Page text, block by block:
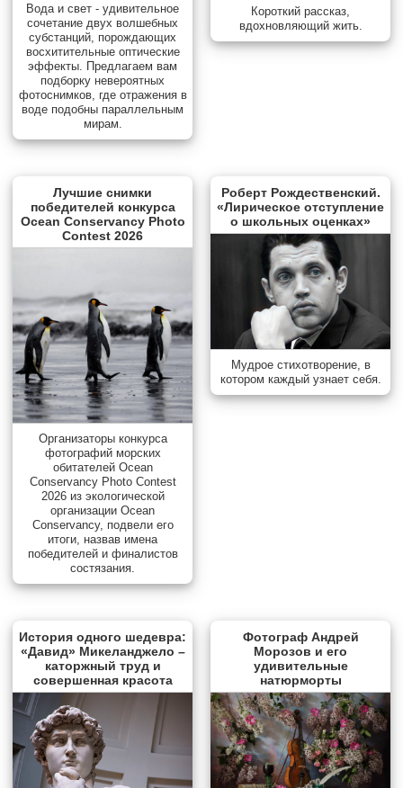
Вода и свет - удивительное
сочетание двух волшебных
субстанций, порождающих
восхитительные оптические
эффекты. Предлагаем вам
подборку невероятных
фотоснимков, где отражения в
воде подобны параллельным
мирам.
Короткий рассказ,
вдохновляющий жить.
Лучшие снимки
победителей конкурса
Ocean Conservancy Photo
Contest 2026
Организаторы конкурса
фотографий морских
обитателей Ocean
Conservancy Photo Contest
2026 из экологической
организации Ocean
Conservancy, подвели его
итоги, назвав имена
победителей и финалистов
состязания.
Роберт Рождественский.
«Лирическое отступление
о школьных оценках»
Мудрое стихотворение, в
котором каждый узнает себя.
История одного шедевра:
«Давид» Микеланджело –
каторжный труд и
совершенная красота
Фотограф Андрей
Морозов и его
удивительные
натюрморты